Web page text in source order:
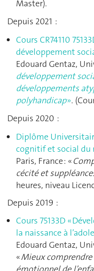
Master).
Depuis 2021 :
Cours CR74110
développement
Edouard Gentaz,
développement
développements
polyhandicap».
Depuis 2020 :
Diplôme
cognitif et social du
Paris, France : «
cécité et
heures, niveau
Depuis 2019 :
Cours 75133D «
la naissance à
Edouard Gentaz,
«Mieux